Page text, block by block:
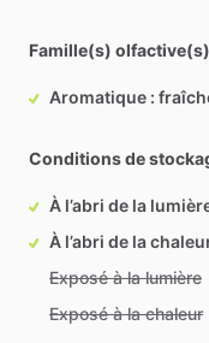
Famille(s) olfactive(s)
Aromatique :
Conditions de
À l’abri de la
À l’abri de la
Exposé à la lumière
Exposé à la chaleur